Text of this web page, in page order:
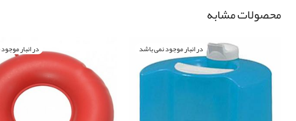
محصولات مشابه